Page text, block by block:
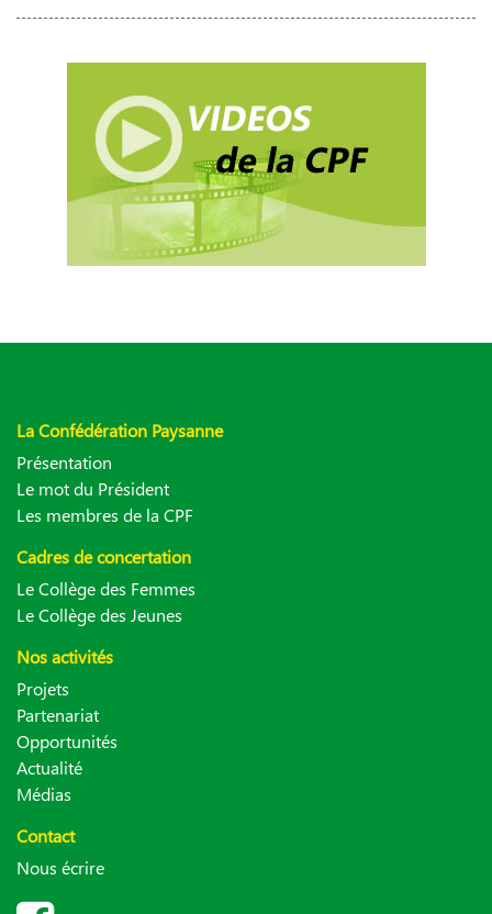
La Confédération Paysanne
Présentation
Le mot du Président
Les membres de la CPF
Cadres de concertation
Le Collège des Femmes
Le Collège des Jeunes
Nos activités
Projets
Partenariat
Opportunités
Actualité
Médias
Contact
Nous écrire